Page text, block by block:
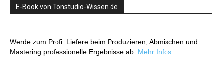
E-Book von Tonstudio-Wissen.de
Werde zum Profi: Liefere beim Produzieren, Abmischen und
Mastering professionelle Ergebnisse ab. Mehr Infos…